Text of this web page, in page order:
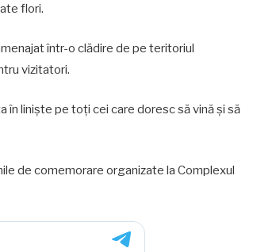
flori.
într-o clădire de pe teritoriul
vizitatori.
în liniște pe toți cei care doresc să vină și să
de comemorare organizate la Complexul